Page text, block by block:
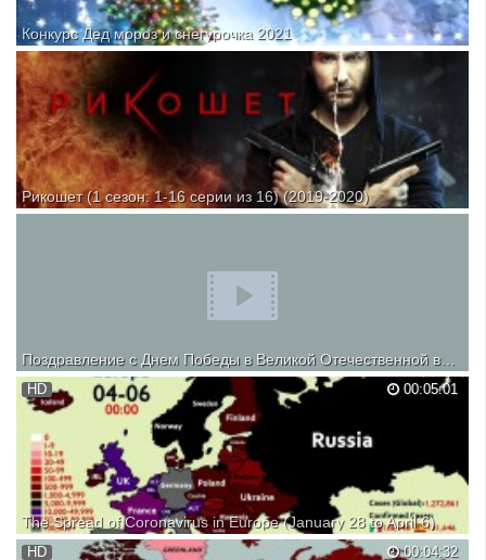
Конкурс Дед мороз и снегурочка 2021
Рикошет (1 сезон: 1-16 серии из 16) (2019-2020)
Анинск с новым именем, с новым лицом, с новыми документами...
Поздравление с Днем Победы в Великой Отечественной войне мэра Казачинско-Ленского муниципального рай
Поздравление с Днем Победы в Великой Отечественной войне
мэра Казачинско-Ленского муниципального района С.В. Швецова
00:05:01
HD
The Spread of Coronavirus in Europe (January 28 to April 6)
00:04:32
HD